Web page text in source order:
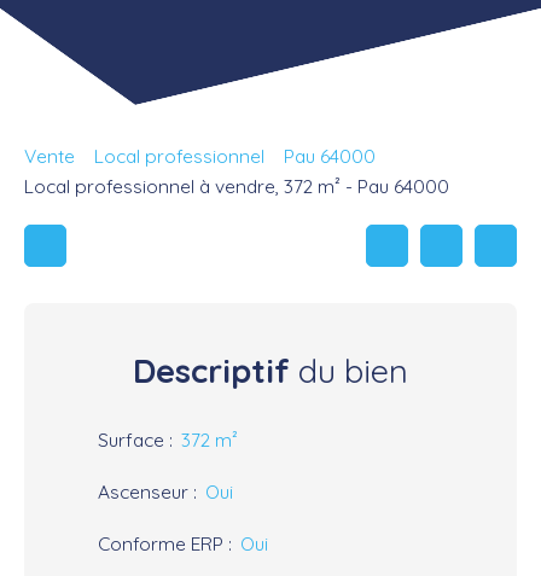
Vente Local professionnel
Pau 64000
Local professionnel à vendre, 372 m² - Pau 64000
Descriptif du bien
Surface : 372 m²
Ascenseur : Oui
Conforme ERP : Oui